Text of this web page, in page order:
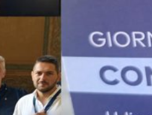
Housing Sociale